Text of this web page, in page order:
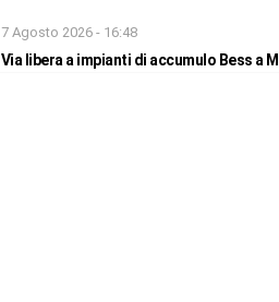
7 Agosto 2026 - 16:48
Via libera a impianti di accumulo Bess a